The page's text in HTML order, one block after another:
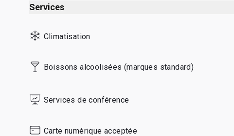
Services
Climatisation
Boissons alcoolisées (marques standard)
Services de conférence
Carte numérique acceptée